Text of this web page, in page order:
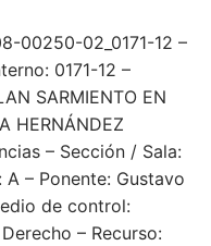
00250-02_0171-12 –
0171-12 –
SARMIENTO EN
HERNÁNDEZ
– Sección / Sala:
– Ponente: Gustavo
de control:
– Recurso: